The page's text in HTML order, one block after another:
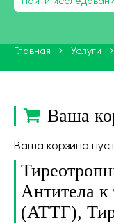
Главная Услуги
Ваша
Ваша корзина
Антитела к
(ATTГ),